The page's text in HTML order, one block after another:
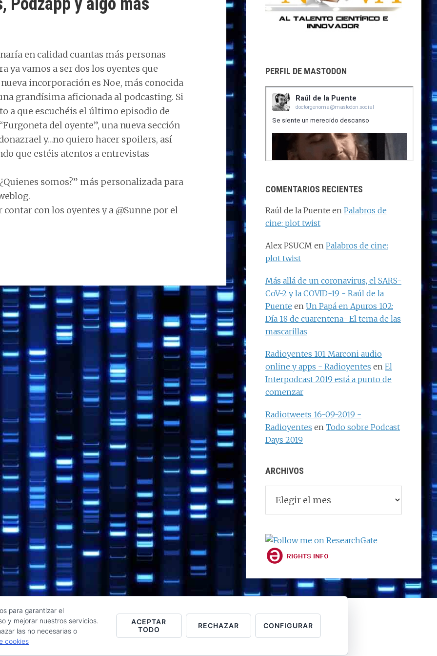
en calidad cuantas más personas
ya vamos a ser dos los oyentes que
nueva incorporación es Noe, más conocida
grandísima aficionada al podcasting. Si
a que escuchéis el último episodio de
del oyente”, una nueva sección
y…no quiero hacer spoilers, así
que estéis atentos a entrevistas
somos?” más personalizada para
con los oyentes y a @Sunne por el
PERFIL DE MASTODON
COMENTARIOS RECIENTES
Raúl de la Puente en Palabros de
cine: plot twist
Alex PSUCM en Palabros de cine:
plot twist
Más allá de un coronavirus, el SARS-
CoV-2 y la COVID-19 - Raúl de la
Puente en Un Papá en Apuros 102:
Día 18 de cuarentena- El tema de las
mascarillas
Radioyentes 101 Marconi audio
online y apps - Radioyentes en El
Interpodcast 2019 está a punto de
comenzar
Radiotweets 16-09-2019 -
Radioyentes en Todo sobre Podcast
Days 2019
ARCHIVOS
Raúl de la Puente - Derechos reservados© 2026 · Acceder
para garantizar el
y mejorar nuestros servicios.
las no necesarias o
cookies
ACEPTAR
TODO
RECHAZAR CONFIGURAR